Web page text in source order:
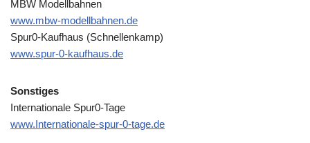
MBW Modellbahnen
www.mbw-modellbahnen.de
Spur0-Kaufhaus (Schnellenkamp)
www.spur-0-kaufhaus.de
Sonstiges
Internationale Spur0-Tage
www.Internationale-spur-0-tage.de